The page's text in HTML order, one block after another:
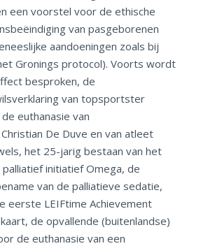
een voorstel voor de ethische
van pasgeborenen
aandoeningen zoals bij
Gronings protocol). Voorts wordt
besproken, de
van topsportster
euthanasie van
De Duve en van atleet
het 25-jarig bestaan van het
initiatief Omega, de
van de palliatieve sedatie,
eerste LEIFtime Achievement
de opvallende (buitenlandse)
de euthanasie van een